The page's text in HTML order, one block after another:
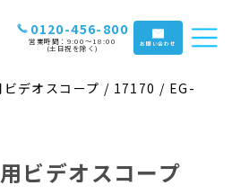
0120-456-800
営業時間：9:00〜18:00
(土日祝を除く) お問い合わせ
ビデオスコープ / 17170 / EG-
ビデオスコープ